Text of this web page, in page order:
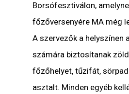
Borsófesztiválon,
főzőversenyére MA még
A szervezők a helyszínen
számára biztosítanak
főzőhelyet, tűzifát,
asztalt. Minden egyéb